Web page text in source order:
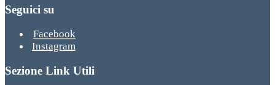
Seguici su
Facebook
Instagram
Sezione Link Utili